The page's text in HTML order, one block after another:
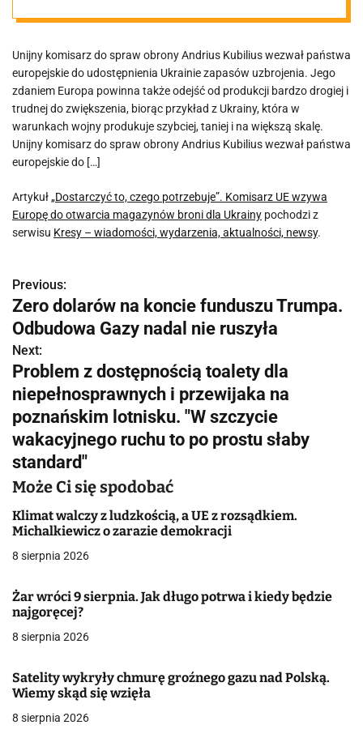
wzywa Europę
do otwarcia
magazynów
broni dla
Ukrainy
Unijny komisarz do spraw obrony Andrius Kubilius wezwał państwa
europejskie do udostępnienia Ukrainie zapasów uzbrojenia. Jego
zdaniem Europa powinna także odejść od produkcji bardzo drogiej i
trudnej do zwiększenia, biorąc przykład z Ukrainy, która w
warunkach wojny produkuje szybciej, taniej i na większą skalę.
Unijny komisarz do spraw obrony Andrius Kubilius wezwał państwa
europejskie do […]
Artykuł„Dostarczyć to, czego potrzebuje”. Komisarz UE wzywa
Europę do otwarcia magazynów broni dla Ukrainy pochodzi z
serwisu Kresy – wiadomości, wydarzenia, aktualności, newsy.
N
a
w
i
g
a
c
j
a
w
p
i
u
Previous:
Zero dolarów na koncie funduszu Trumpa.
Odbudowa Gazy nadal nie ruszyła
Next:
Problem z dostępnością toalety dla
niepełnosprawnych i przewijaka na
poznańskim lotnisku. "W szczycie
wakacyjnego ruchu to po prostu słaby
standard"
Może Ci się spodobać
Klimat walczy z ludzkością, a UE z rozsądkiem.
Michalkiewicz o zarazie demokracji
8 sierpnia 2026
Żar wróci 9 sierpnia. Jak długo potrwa i kiedy będzie
najgoręcej?
8 sierpnia 2026
Satelity wykryły chmurę groźnego gazu nad Polską.
Wiemy skąd się wzięła
8 sierpnia 2026